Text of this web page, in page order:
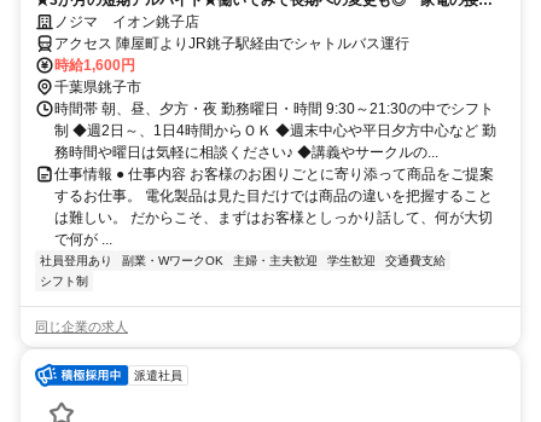
のお仕事です！
ノジマ イオン銚子店
アクセス 陣屋町よりJR銚子駅経由でシャトルバス運行
時給1,600円
千葉県銚子市
時間帯 朝、昼、夕方・夜 勤務曜日・時間 9:30～21:30の中でシフト
制 ◆週2日～、1日4時間からＯＫ ◆週末中心や平日夕方中心など 勤
務時間や曜日は気軽に相談ください♪ ◆講義やサークルの...
仕事情報 ● 仕事内容 お客様のお困りごとに寄り添って商品をご提案
するお仕事。 電化製品は見た目だけでは商品の違いを把握すること
は難しい。 だからこそ、まずはお客様としっかり話して、何が大切
で何が ...
社員登用あり 副業・WワークOK 主婦・主夫歓迎 学生歓迎
交通費支給
シフト制
同じ企業の求人
派遣社員